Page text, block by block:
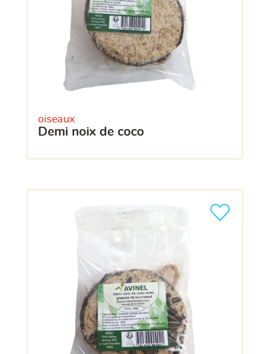
oiseaux
demi noix de coco